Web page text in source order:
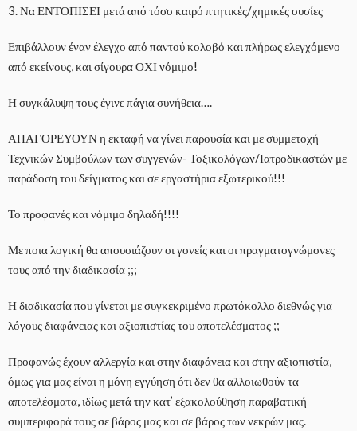
3. Να ΕΝΤΟΠΙΣΕΙ μετά από τόσο καιρό πτητικές/χημικές ουσίες
Επιβάλλουν έναν έλεγχο από παντού κολοβό και πλήρως ελεγχόμενο
από εκείνους, και σίγουρα ΟΧΙ νόμιμο!
Η συγκάλυψη τους έγινε πάγια συνήθεια….
ΑΠΑΓΟΡΕΥΟΥΝ η εκταφή να γίνει παρουσία και με συμμετοχή
Τεχνικών Συμβούλων των συγγενών- Τοξικολόγων/Ιατροδικαστών με
παράδοση του δείγματος και σε εργαστήρια εξωτερικού!!!
Το προφανές και νόμιμο δηλαδή!!!!
Με ποια λογική θα απουσιάζουν οι γονείς και οι πραγματογνώμονες
τους από την διαδικασία ;;;
Η διαδικασία που γίνεται με συγκεκριμένο πρωτόκολλο διεθνώς για
λόγους διαφάνειας και αξιοπιστίας του αποτελέσματος ;;
Προφανώς έχουν αλλεργία και στην διαφάνεια και στην αξιοπιστία,
όμως για μας είναι η μόνη εγγύηση ότι δεν θα αλλοιωθούν τα
αποτελέσματα, ιδίως μετά την κατ’ εξακολούθηση παραβατική
συμπεριφορά τους σε βάρος μας και σε βάρος των νεκρών μας.